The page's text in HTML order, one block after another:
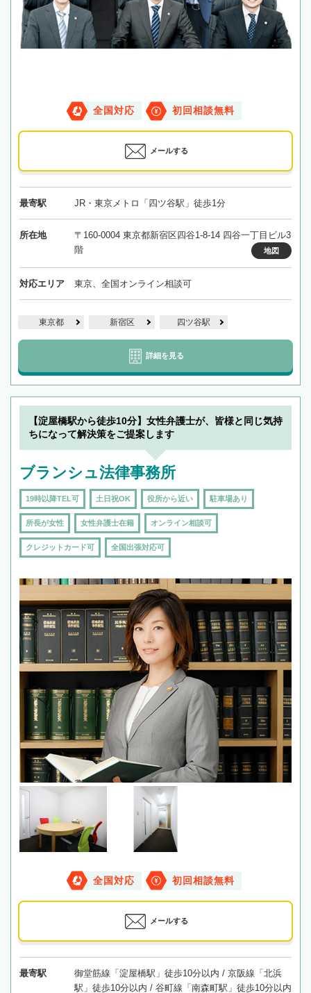
全国対応 初回相談無料
メールする
最寄駅 JR・東京メトロ「四ツ谷駅」徒歩1分
所在地
〒160-0004 東京都新宿区四谷1-8-14 四谷一丁目ビル3
階
地図
対応エリア 東京、全国オンライン相談可
東京都 新宿区 四ツ谷駅
詳細を見る
【淀屋橋駅から徒歩10分】女性弁護士が、皆様と同じ気持
ちになって解決策をご提案します
ブランシュ法律事務所
19時以降TEL可 土日祝OK 役所から近い 駐車場あり
所長が女性 女性弁護士在籍 オンライン相談可
クレジットカード可 全国出張対応可
全国対応 初回相談無料
メールする
最寄駅
御堂筋線「淀屋橋駅」徒歩10分以内 / 京阪線「北浜
駅」徒歩10分以内 / 谷町線「南森町駅」徒歩10分以内